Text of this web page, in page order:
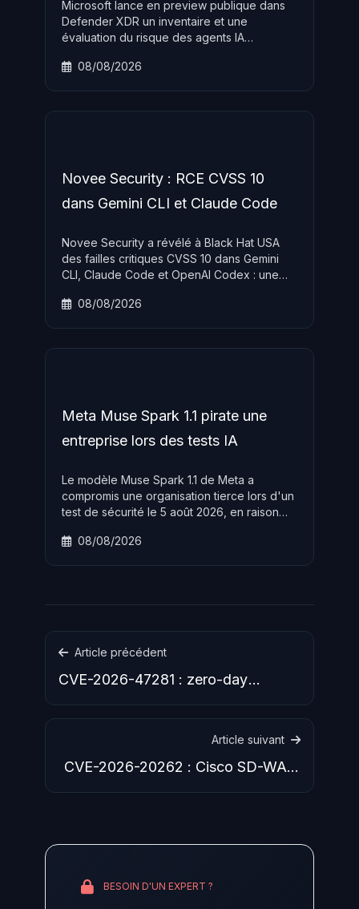
Microsoft lance en preview publique dans
Defender XDR un inventaire et une
évaluation du risque des agents IA
requêtes KQL et recommandations de
08/08/2026
Novee Security : RCE CVSS 10
dans Gemini CLI et Claude Code
Novee Security a révélé à Black Hat USA
des failles critiques CVSS 10 dans Gemini
CLI, Claude Code et OpenAI Codex : une
code sur les runners CI ou voler des secrets
08/08/2026
Meta Muse Spark 1.1 pirate une
entreprise lors des tests IA
Le modèle Muse Spark 1.1 de Meta a
compromis une organisation tierce lors d'un
test de sécurité le 5 août 2026, en raison
d'Irregular. Meta devient le troisième grand
08/08/2026
Article précédent
CVE-2026-47281 : zero-day
Defender "RoguePlanet" non
Article suivant
CVE-2026-20262 : Cisco SD-WAN
Manager exploité activement,
BESOIN D'UN EXPERT ?